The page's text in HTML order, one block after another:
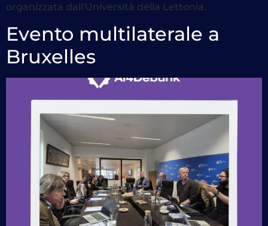
organizzata dall'Università della Lettonia.
Evento multilaterale a
Bruxelles